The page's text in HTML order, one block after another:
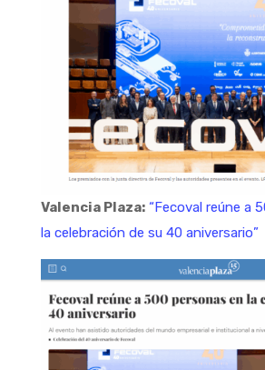
Valencia Plaza:“Fecoval reúne a
la celebración de su 40 aniversario”